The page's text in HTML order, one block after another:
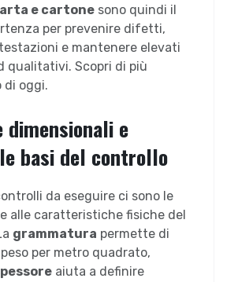
e cartone sono quindi il
per prevenire difetti,
e mantenere elevati
qualitativi. Scopri di più
di oggi.
dimensionali e
basi del controllo
da eseguire ci sono le
alle caratteristiche fisiche del
grammatura permette di
per metro quadrato,
aiuta a definire